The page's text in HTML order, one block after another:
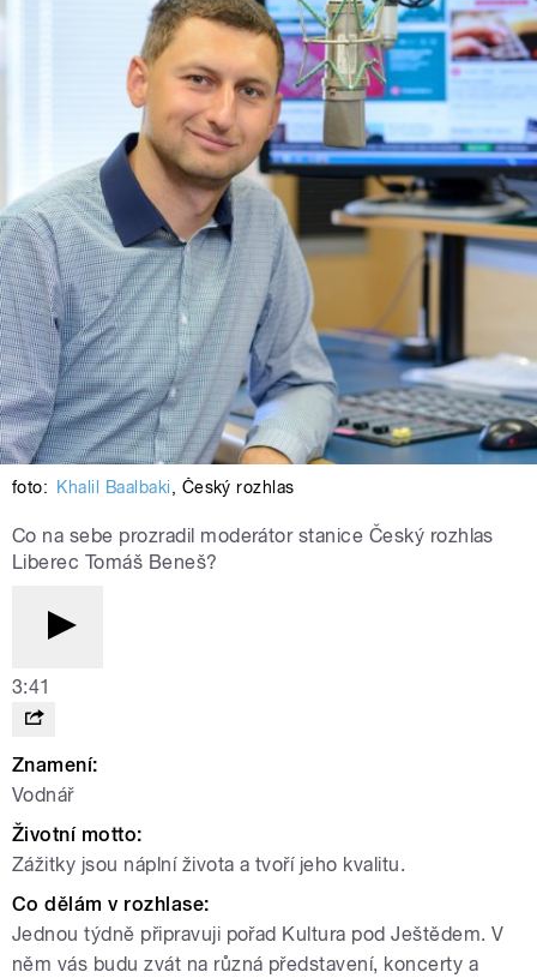
foto: Khalil Baalbaki, Český rozhlas
Co na sebe prozradil moderátor stanice Český rozhlas
Liberec Tomáš Beneš?
3:41
Znamení:
Vodnář
Životní motto:
Zážitky jsou náplní života a tvoří jeho kvalitu.
Co dělám v rozhlase:
Jednou týdně připravuji pořad Kultura pod Ještědem. V
něm vás budu zvát na různá představení, koncerty a